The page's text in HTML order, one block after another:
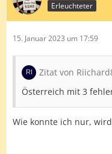
Erleuchteter
15. Januar 2023 um 17:59
Zitat von
Österreich mit 3
Wie konnte ich nur,